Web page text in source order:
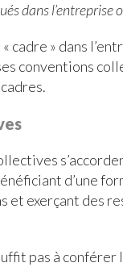
dans l’entreprise
cadre » dans
conventions
d’une
et exerçant des
pas à